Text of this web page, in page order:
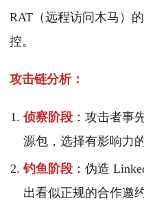
RAT（远程访问木马）
控。
攻击链分析：
侦察阶段 ：攻击者事
源包，选择有影响力
钓鱼阶段 ：伪造
出看似正规的合作邀